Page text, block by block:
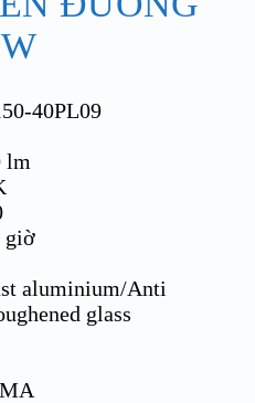
40PL09
lm
aluminium/Anti
glass